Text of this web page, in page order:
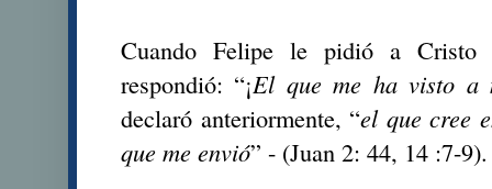
Cuando Felipe le pidió a Cristo
respondió: “¡El que me ha visto a
declaró anteriormente, “el que cree
que me envió” - (Juan 2: 44, 14 :7-9).